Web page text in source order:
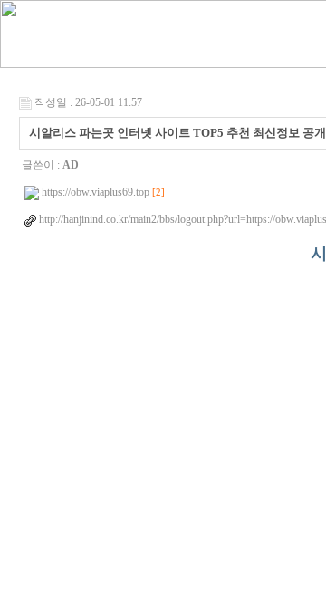
작성일 : 26-05-01 11:57
시알리스 파는곳 인터넷 사이트 TOP5 추천 최신정보 공
글쓴이 : AD
https://obw.viaplus69.top [2]
http://hanjinind.co.kr/main2/bbs/logout.php?url=https://